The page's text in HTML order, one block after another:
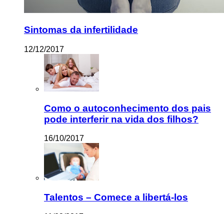
Sintomas da infertilidade
12/12/2017
Como o autoconhecimento dos pais
pode interferir na vida dos filhos?
16/10/2017
Talentos – Comece a libertá-los